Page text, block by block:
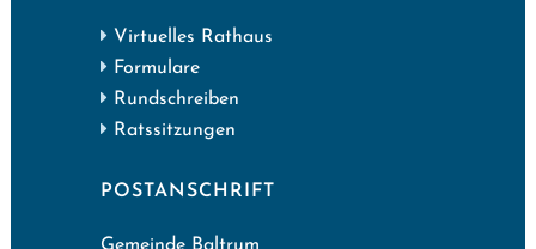
Virtuelles Rathaus
Formulare
Rundschreiben
Ratssitzungen
POSTANSCHRIFT